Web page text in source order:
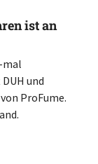
ist an
mal
und
ProFume.